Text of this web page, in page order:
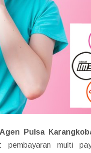
Agen Pulsa
multi